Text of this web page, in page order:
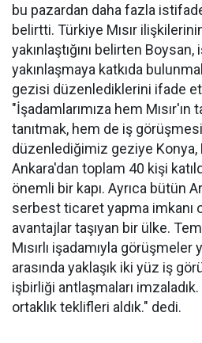
bu pazardan daha fazla
belirtti. Türkiye Mısır
yakınlaştığını belirten
yakınlaşmaya katkıda
gezisi düzenlediklerini ifade
"İşadamlarımıza hem Mısır'ın
tanıtmak, hem de iş
düzenlediğimiz geziye Konya,
Ankara'dan toplam 40 kişi
önemli bir kapı. Ayrıca bütün
serbest ticaret yapma imkanı
avantajlar taşıyan bir ülke.
Mısırlı işadamıyla görüşmeler
arasında yaklaşık iki yüz iş
işbirliği antlaşmaları
ortaklık teklifleri aldık." dedi.